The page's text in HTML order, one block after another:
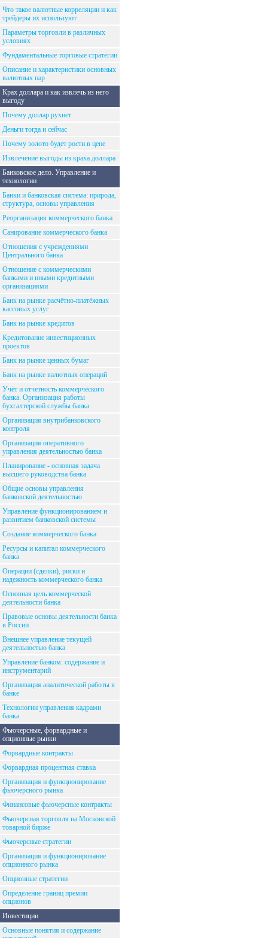
Что такое валютные корреляции и как
трейдеры их используют
Параметры торговли в различных
условиях
Фундаментальные торговые стратегии
Описание и характеристики основных
валютных пар
Крах доллара и как извлечь из него
выгоду
Почему доллар рухнет
Деньги тогда и сейчас
Почему золото будет рости в цене
Извлечение выгоды из краха доллара
Банковское дело. Управление и
технологии
Банки и банковская система: природа,
структура, основы управления
Реорганизация коммерческого банка
Санирование коммерческого банка
Отношения с учреждениями
Центрального банка
Отношение с коммерческими
банками и иными кредитными
организациями
Банк на рынке расчётно-платёжных
кассовых услуг
Банк на рынке кредитов
Кредитование инвестиционных
проектов
Банк на рынке ценных бумаг
Банк на рынке валютных операций
Учёт и отчетность коммерческого
банка. Организация работы
бухгалтерской службы банка
Организация внутрибанковского
контроля
Организация оперативного
управления деятельностью банка
Планирование - основная задача
высшего руководства банка
Общие основы управления
банковской деятельностью
Управление функционированием и
развитием банковской системы
Создание коммерческого банка
Ресурсы и капитал коммерческого
банка
Операции (сделки), риски и
надежность коммерческого банка
Основная цель коммерческой
деятельности банка
Правовые основы деятельности банка
в России
Внешнее управление текущей
деятельностью банка
Управление банком: содержание и
инструментарий
Организация аналитической работы в
банке
Технологии управления кадрами
банка
Фьючерсные, форвардные и
опционные рынки
Форвардные контракты
Форвардная процентная ставка
Организация и функционирование
фьючерсного рынка
Финансовые фьючерсные контракты
Фьючерсная торговля на Московской
товарной бирже
Фьючерсные стратегии
Организация и функционирование
опционного рынка
Опционные стратегии
Определение границ премии
опционов
Инвестиции
Основные понятия и содержание